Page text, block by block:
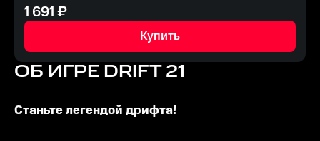
1 691₽
Купить
ОБ ИГРЕ DRIFT 21
Станьте легендой дрифта!